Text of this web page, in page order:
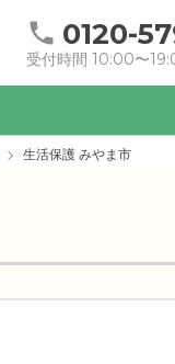
0120-
受付時間 10:00〜
生活保護 みやま市